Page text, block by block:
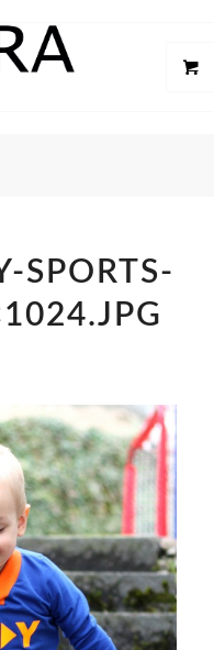
SPORTS-